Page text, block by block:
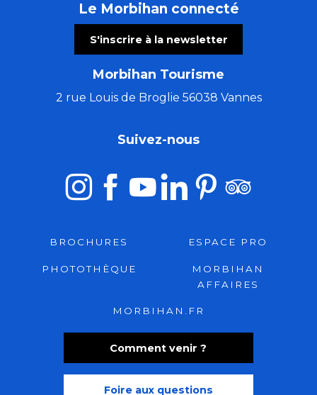
Le Morbihan connecté
S'inscrire à la newsletter
Morbihan Tourisme
2 rue Louis de Broglie 56038 Vannes
Comment venir ?
Foire aux questions
Suivez-nous
BROCHURES ESPACE PRO
PHOTOTHÈQUE
MORBIHAN
AFFAIRES
MORBIHAN.FR